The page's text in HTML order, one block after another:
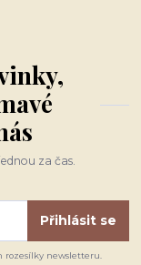
za čas.
Přihlásit se
rozesílky newsletteru.